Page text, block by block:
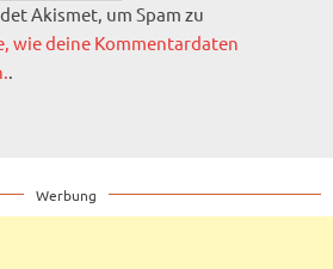
Akismet, um Spam zu
wie deine Kommentardaten
.
Werbung